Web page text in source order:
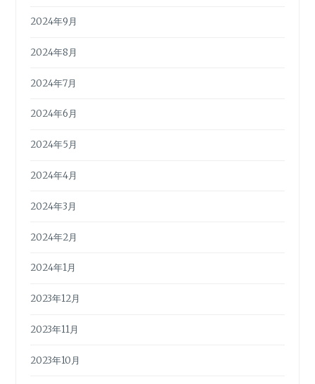
2024年9月
2024年8月
2024年7月
2024年6月
2024年5月
2024年4月
2024年3月
2024年2月
2024年1月
2023年12月
2023年11月
2023年10月